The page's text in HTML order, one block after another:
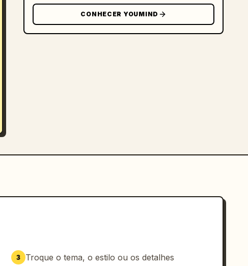
CONHECER YOUMIND
3
Troque o tema, o estilo ou os detalhes